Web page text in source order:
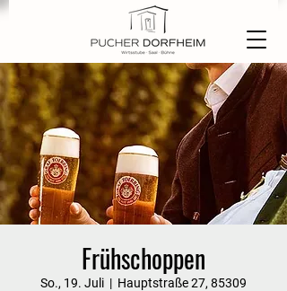
Frühschoppen
So., 19. Juli
  |
Hauptstraße 27, 85309